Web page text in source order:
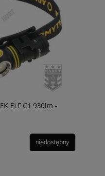
ELF C1 930lm -
niedostępny